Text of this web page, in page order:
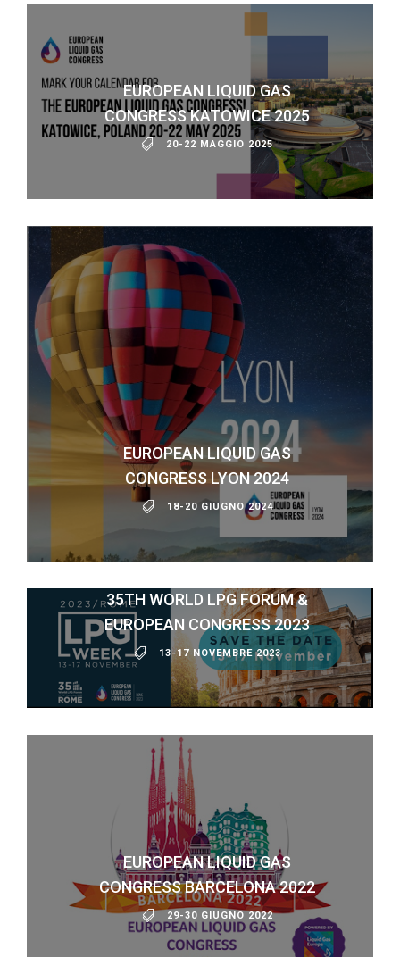
EUROPEAN LIQUID GAS
CONGRESS KATOWICE 2025
20-22 MAGGIO 2025
EUROPEAN LIQUID GAS
CONGRESS LYON 2024
18-20 GIUGNO 2024
35TH WORLD LPG FORUM &
EUROPEAN CONGRESS 2023
13-17 NOVEMBRE 2023
EUROPEAN LIQUID GAS
CONGRESS BARCELONA 2022
29-30 GIUGNO 2022